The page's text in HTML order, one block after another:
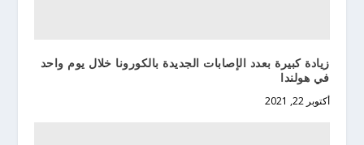
زيادة كبيرة بعدد الإصابات الجديدة بالكورونا خلال يوم واحد
في هولندا
أكتوبر 22, 2021